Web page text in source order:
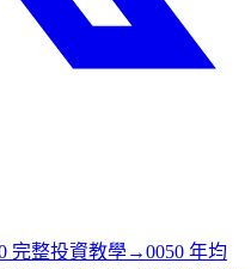
完整投資教學→0050 年均